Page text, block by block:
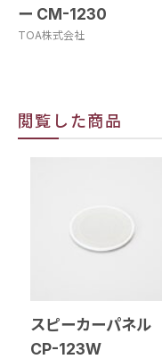
ー CM-1230
TOA株式会社
閲覧した商品
スピーカーパネル
CP-123W